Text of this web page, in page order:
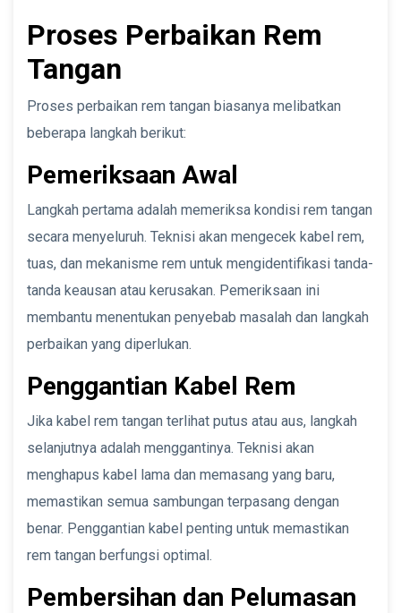
Proses Perbaikan Rem
Tangan
Proses perbaikan rem tangan biasanya melibatkan
beberapa langkah berikut:
Pemeriksaan Awal
Langkah pertama adalah memeriksa kondisi rem tangan
secara menyeluruh. Teknisi akan mengecek kabel rem,
tuas, dan mekanisme rem untuk mengidentifikasi tanda-
tanda keausan atau kerusakan. Pemeriksaan ini
membantu menentukan penyebab masalah dan langkah
perbaikan yang diperlukan.
Penggantian Kabel Rem
Jika kabel rem tangan terlihat putus atau aus, langkah
selanjutnya adalah menggantinya. Teknisi akan
menghapus kabel lama dan memasang yang baru,
memastikan semua sambungan terpasang dengan
benar. Penggantian kabel penting untuk memastikan
rem tangan berfungsi optimal.
Pembersihan dan Pelumasan